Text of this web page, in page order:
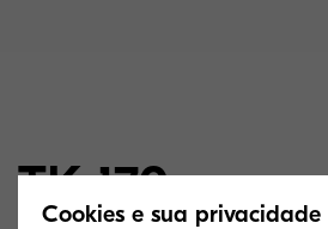
TK-170
Cookies e sua privacidade